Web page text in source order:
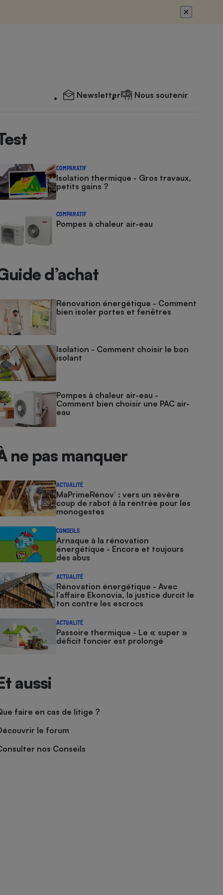
Newsletter Nous soutenir
COMPARATIF
Isolation thermique - Gros travaux,
petits gains ?
COMPARATIF
Pompes à chaleur air-eau
d’achat
Rénovation énergétique - Comment
bien isoler portes et fenêtres
Isolation - Comment choisir le bon
isolant
Pompes à chaleur air-eau -
Comment bien choisir une PAC air-
eau
ne pas manquer
ACTUALITÉ
MaPrimeRénov’ : vers un sévère
coup de rabot à la rentrée pour les
monogestes
CONSEILS
Arnaque à la rénovation
énergétique - Encore et toujours
des abus
ACTUALITÉ
Rénovation énergétique - Avec
l’affaire Ekonovia, la justice durcit le
ton contre les escrocs
ACTUALITÉ
Passoire thermique - Le « super »
déficit foncier est prolongé
aussi
faire en cas de litige ?
le forum
nos Conseils